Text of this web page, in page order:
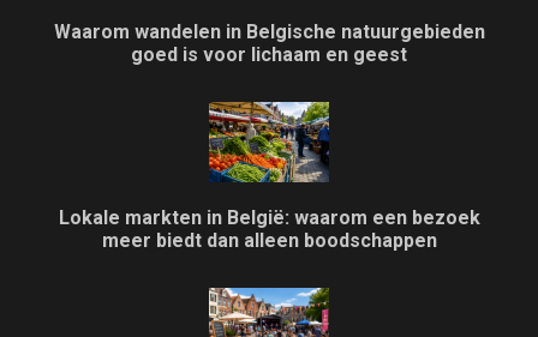
Waarom wandelen in Belgische natuurgebieden
goed is voor lichaam en geest
Lokale markten in België: waarom een bezoek
meer biedt dan alleen boodschappen